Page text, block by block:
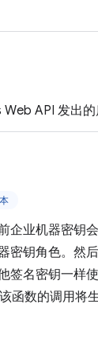
API 发出的
企业机器密钥
密钥角色。然
签名密钥一样
函数的调用将